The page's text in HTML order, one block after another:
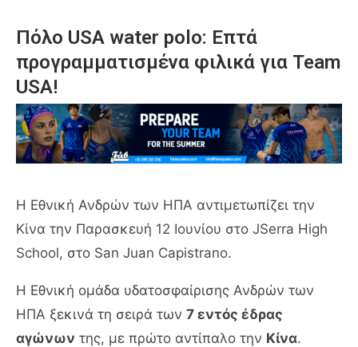
Πόλο USA water polo: Επτά
προγραμματισμένα φιλικά για Team
USA!
Η Εθνική Ανδρών των ΗΠΑ αντιμετωπίζει την
Κίνα την Παρασκευή 12 Ιουνίου στο JSerra High
School, στο San Juan Capistrano.
Η Εθνική ομάδα υδατοσφαίρισης Ανδρών των
ΗΠΑ ξεκινά τη σειρά των 7 εντός έδρας
αγώνων της, με πρώτο αντίπαλο την Κίνα.